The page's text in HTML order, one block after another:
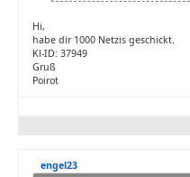
Hi,
habe dir 1000 Netzis geschickt.
Kl-ID: 37949
Gruß
Poirot
engel23